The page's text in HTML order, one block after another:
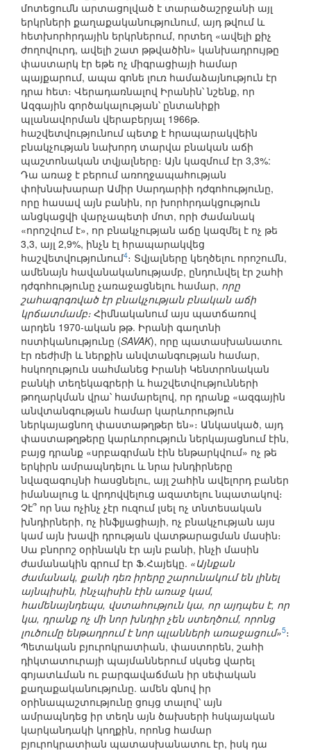
մոտեցումն արտացոլված է տարածաշրջանի այլ
երկրների քաղաքականությունում, այդ թվում և
հետխորհրդային երկրներում, որտեղ «ավելի քիչ
ժողովուրդ, ավելի շատ թթվածին» կանխադրույթը
փաստարկ էր եթե ոչ միգրացիայի համար
պայքարում, ապա գոնե լուռ համաձայնություն էր
դրա հետ։ Վերադառնալով Իրանին՝ նշենք, որ
Ազգային գործակալության՝ ընտանիքի
պլանավորման վերաբերյալ 1966թ.
հաշվետվությունում պետք է հրապարակվեին
բնակչության նախորդ տարվա բնական աճի
պաշտոնական տվյալները։ Այն կազմում էր 3,3%:
Դա առաջ է բերում առողջապահության
փոխնախարար Ամիր Սարդարիի դժգոհությունը,
որը հասավ այն բանին, որ խորհրդակցություն
անցկացվի վարչապետի մոտ, որի ժամանակ
«որոշվում է», որ բնակչության աճը կազմել է ոչ թե
3,3, այլ 2,9%, ինչն էլ հրապարակվեց
հաշվետվությունում4։ Տվյալները կեղծելու որոշումն,
ամենայն հավանականությամբ, ընդունվել էր շահի
դժգոհությունը չառաջացնելու համար, որը
շահագրգռված էր բնակչության բնական աճի
կրճատմամբ։ Հիմնականում այս պատճառով
արդեն 1970-ական թթ. Իրանի գաղտնի
ոստիկանությունը (SAVAK), որը պատասխանատու
էր ռեժիմի և ներքին անվտանգության համար,
հսկողություն սահմանեց Իրանի Կենտրոնական
բանկի տեղեկագրերի և հաշվետվությունների
թողարկման վրա՝ համարելով, որ դրանք «ազգային
անվտանգության համար կարևորություն
ներկայացնող փաստաթղթեր են»։ Անկասկած, այդ
փաստաթղթերը կարևորություն ներկայացնում էին,
բայց դրանք «սրբագրման էին ենթարկվում» ոչ թե
երկիրն ամրապնդելու և նրա խնդիրները
նվազագույնի հասցնելու, այլ շահին ավելորդ բաներ
իմանալուց և վրդովվելուց ազատելու նպատակով։
Չէ՞ որ նա ոչինչ չէր ուզում լսել ոչ տնտեսական
խնդիրների, ոչ ինֆլյացիայի, ոչ բնակչության այս
կամ այն խավի դրության վատթարացման մասին։
Սա բնորոշ օրինակն էր այն բանի, ինչի մասին
ժամանակին գրում էր Ֆ.Հայեկը. «Այնքան
ժամանակ, քանի դեռ իրերը շարունակում են լինել
այնպիսին, ինչպիսին էին առաջ կամ,
համենայնդեպս, վստահություն կա, որ այդպես է, որ
կա, դրանք ոչ մի նոր խնդիր չեն ստեղծում, որոնց
լուծումը ենթադրում է նոր պլանների առաջացում»5։
Պետական բյուրոկրատիան, փաստորեն, շահի
դիկտատուրայի պայմաններում սկսեց վարել
գոյատևման ու բարգավաճման իր սեփական
քաղաքականությունը. ամեն գնով իր
օրինապաշտությունը ցույց տալով՝ այն
ամրապնդեց իր տեղն այն ծախսերի հսկայական
կարկանդակի կողքին, որոնց համար
բյուրոկրատիան պատասխանատու էր, իսկ դա